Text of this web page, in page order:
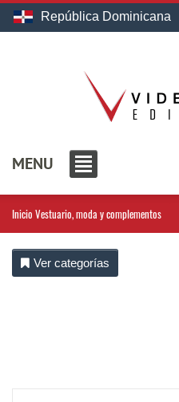
República Dominicana
MENU
Inicio Vestuario, moda y complementos
Ver categorías